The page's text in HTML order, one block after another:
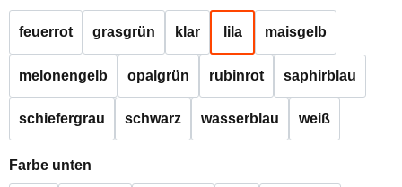
feuerrot grasgrün klar lila maisgelb
melonengelb opalgrün rubinrot saphirblau
schiefergrau schwarz wasserblau weiß
Farbe unten